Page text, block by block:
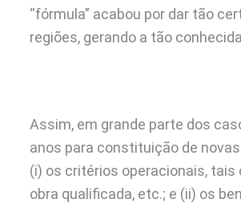
“fórmula” acabou por dar tão
regiões, gerando a tão
Assim, em grande parte dos
anos para constituição de
(i) os critérios operacionais, tais
obra qualificada, etc.; e (ii) os